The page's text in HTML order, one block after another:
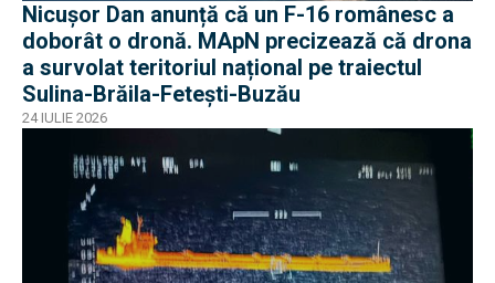
Nicușor Dan anunță că un F-16 românesc a
doborât o dronă. MApN precizează că drona
a survolat teritoriul național pe traiectul
Sulina-Brăila-Fetești-Buzău
24 IULIE 2026